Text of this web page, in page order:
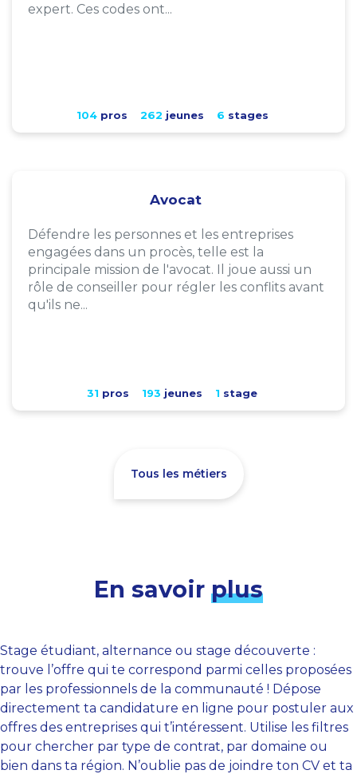
expert. Ces codes ont...
104pros 262 jeunes 6 stages
Avocat
Défendre les personnes et les entreprises
engagées dans un procès, telle est la
principale mission de l'avocat. Il joue aussi un
rôle de conseiller pour régler les conflits avant
qu'ils ne...
31 pros 193 jeunes 1 stage
Tous les métiers
En savoir plus
Stage étudiant, alternance ou stage découverte :
trouve l’offre qui te correspond parmi celles proposées
par les professionnels de la communauté ! Dépose
directement ta candidature en ligne pour postuler aux
offres des entreprises qui t’intéressent. Utilise les filtres
pour chercher par type de contrat, par domaine ou
bien dans ta région. N’oublie pas de joindre ton CV et ta